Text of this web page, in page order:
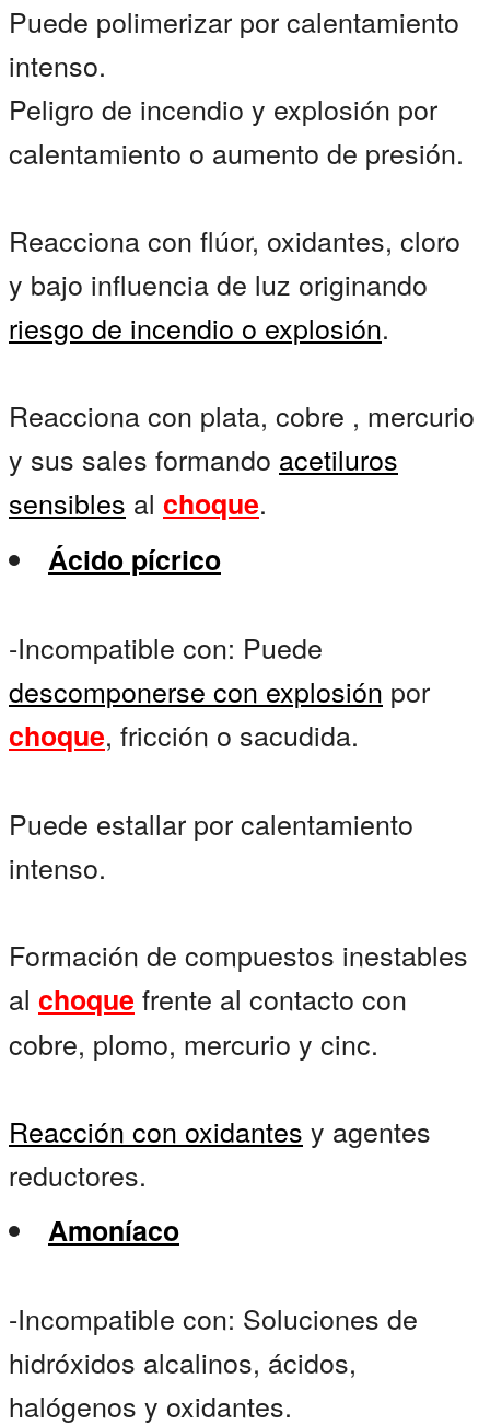
Puede polimerizar por calentamiento
intenso.
Peligro de incendio y explosión por
calentamiento o aumento de presión.
Reacciona con flúor, oxidantes, cloro
y bajo influencia de luz originando
riesgo de incendio o explosión.
Reacciona con plata, cobre , mercurio
y sus sales formando acetiluros
sensibles al choque.
Ácido pícrico
-Incompatible con: Puede
descomponerse con explosión por
choque, fricción o sacudida.
Puede estallar por calentamiento
intenso.
Formación de compuestos inestables
al choque frente al contacto con
cobre, plomo, mercurio y cinc.
Reacción con oxidantes y agentes
reductores.
Amoníaco
-Incompatible con: Soluciones de
hidróxidos alcalinos, ácidos,
halógenos y oxidantes.